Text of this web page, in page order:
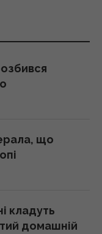
що
кладуть
домашній